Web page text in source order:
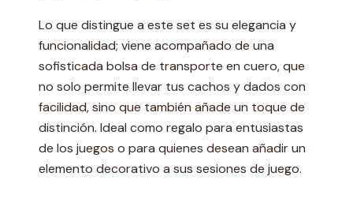
Lo que distingue a este set es su elegancia y
funcionalidad; viene acompañado de una
sofisticada bolsa de transporte en cuero, que
no solo permite llevar tus cachos y dados con
facilidad, sino que también añade un toque de
distinción. Ideal como regalo para entusiastas
de los juegos o para quienes desean añadir un
elemento decorativo a sus sesiones de juego.